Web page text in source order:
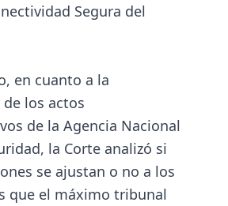
Segura del
en cuanto a la
los actos
de la Agencia Nacional
la Corte analizó si
se ajustan o no a los
que el máximo tribunal